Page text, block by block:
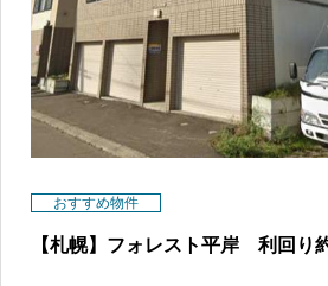
おすすめ物件
【札幌】フォレスト平岸 利回り